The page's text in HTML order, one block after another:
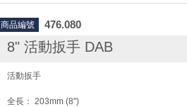
商品編號 476.080
8" 活動扳手 DAB
活動扳手
全長： 203mm (8")